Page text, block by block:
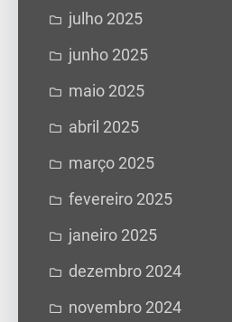
julho 2025
junho 2025
maio 2025
abril 2025
março 2025
fevereiro 2025
janeiro 2025
dezembro 2024
novembro 2024